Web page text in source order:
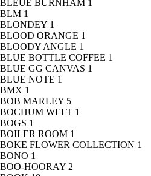
BLEUE BURNHAM 1
BLM 1
BLONDEY 1
BLOOD ORANGE 1
BLOODY ANGLE 1
BLUE BOTTLE COFFEE 1
BLUE GG CANVAS 1
BLUE NOTE 1
BMX 1
BOB MARLEY 5
BOCHUM WELT 1
BOGS 1
BOILER ROOM 1
BOKE FLOWER COLLECTION 1
BONO 1
BOO-HOORAY 2